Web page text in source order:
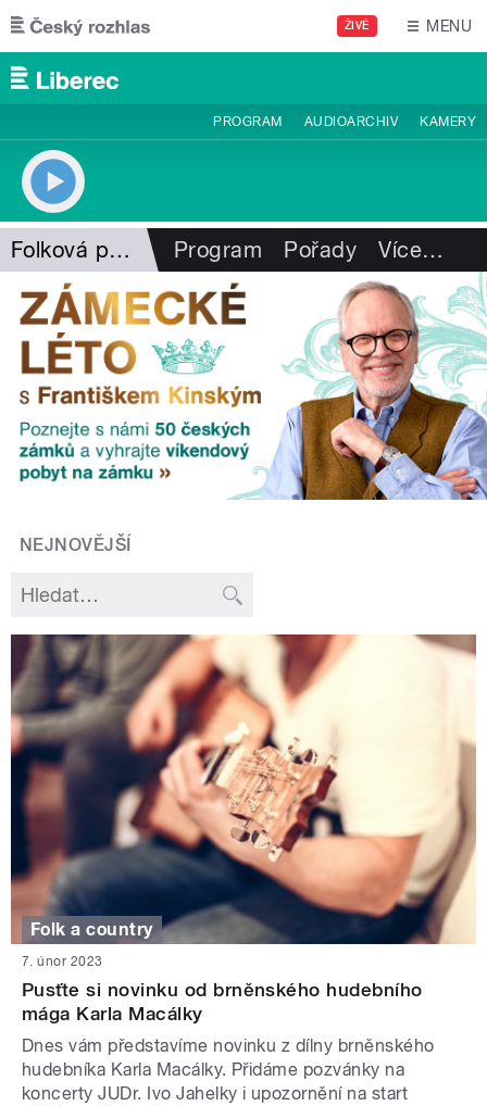
Přejít k hlavnímu obsahu
ŽIVĚ MENU
PROGRAM AUDIOARCHIV KAMERY
Folková pohlazení Program Pořady Více…
NEJNOVĚJŠÍ
Folk a country
7. únor 2023
Pusťte si novinku od brněnského hudebního
mága Karla Macálky
Dnes vám představíme novinku z dílny brněnského
hudebníka Karla Macálky. Přidáme pozvánky na
koncerty JUDr. Ivo Jahelky i upozornění na start